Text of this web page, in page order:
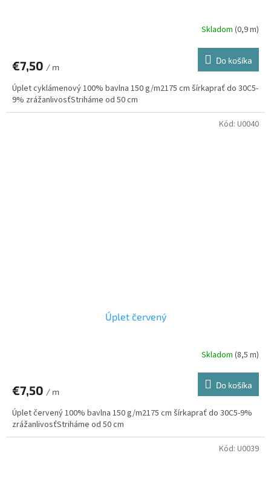
Skladom (0,9 m)
€7,50 / m
Do košíka
Úplet cyklámenový 100% bavlna 150 g/m2175 cm šírkaprať do 30C5-
9% zrážanlivosťStriháme od 50 cm
Úplet červený
Skladom (8,5 m)
€7,50 / m
Do košíka
Úplet červený 100% bavlna 150 g/m2175 cm šírkaprať do 30C5-9%
zrážanlivosťStriháme od 50 cm
Kód: U0040
Kód: U0039